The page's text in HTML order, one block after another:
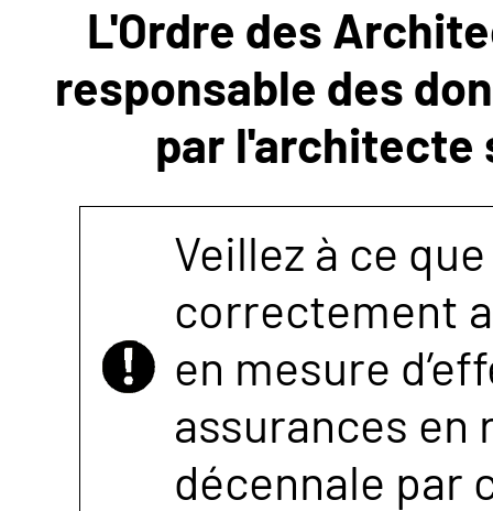
CONTACTER
L'Ordre des
responsable des
par l'architecte
Veillez à ce
correctement
en mesure
assurances
décennale par